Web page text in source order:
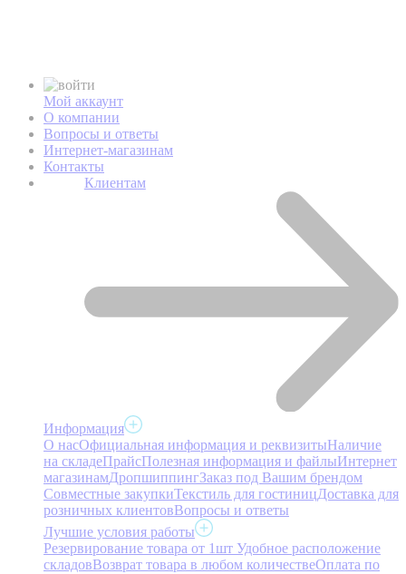
Мой аккаунт
О компании
Вопросы и ответы
Интернет-магазинам
Контакты
Клиентам
Информация
О насОфициальная информация и реквизитыНаличие
на складеПрайсПолезная информация и файлыИнтернет
магазинамДропшиппингЗаказ под Вашим брендом
Совместные закупкиТекстиль для гостиницДоставка для
розничных клиентовВопросы и ответы
Лучшие условия работы
Резервирование товара от 1шт Удобное расположение
складовВозврат товара в любом количествеОплата по